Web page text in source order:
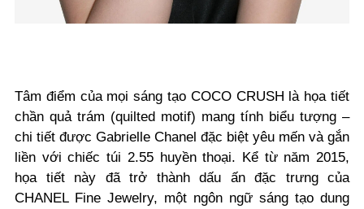
Tâm điểm của mọi sáng tạo COCO CRUSH là họa tiết
chần quả trám (quilted motif) mang tính biểu tượng –
chi tiết được Gabrielle Chanel đặc biệt yêu mến và gắn
liền với chiếc túi 2.55 huyền thoại. Kể từ năm 2015,
họa tiết này đã trở thành dấu ấn đặc trưng của
CHANEL Fine Jewelry, một ngôn ngữ sáng tạo dung